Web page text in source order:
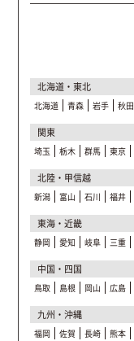
北海道・東北
北海道 青森 岩手 秋田
関東
埼玉 栃木 群馬 東京
北陸・甲信越
新潟 富山 石川 福井
東海・近畿
静岡 愛知 岐阜 三重
中国・四国
鳥取 島根 岡山 広島
九州・沖縄
福岡 佐賀 長崎 熊本